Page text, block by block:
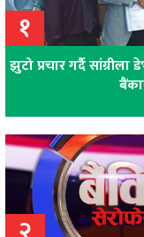
१
झुटो प्रचार गर्दै